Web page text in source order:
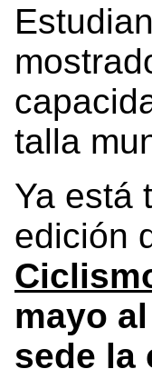
talla
Ya está
edición
mayo
sede la